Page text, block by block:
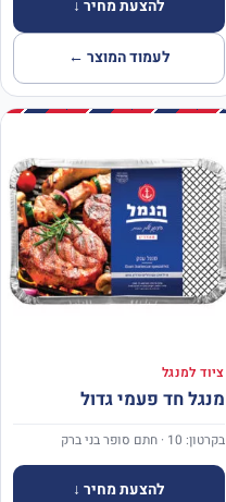
להצעת מחיר ↓
לעמוד המוצר ←
ציוד למנגל
מנגל חד פעמי גדול
בקרטון: 10 · חתם סופר בני ברק
להצעת מחיר ↓